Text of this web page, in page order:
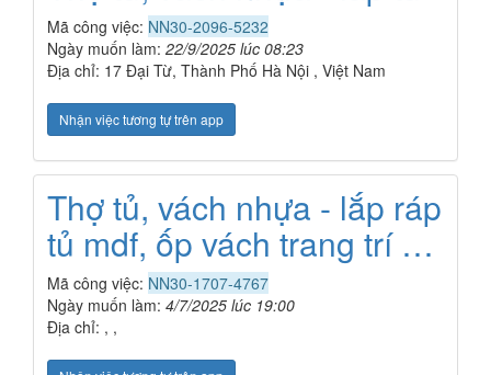
Mã công việc: NN30-2096-5232
Ngày muốn làm: 22/9/2025 lúc 08:23
Địa chỉ: 17 Đại Từ, Thành Phố Hà Nội , Việt Nam
Nhận việc tương tự trên app
Thợ tủ, vách nhựa - lắp ráp
tủ mdf, ốp vách trang trí …
Mã công việc: NN30-1707-4767
Ngày muốn làm: 4/7/2025 lúc 19:00
Địa chỉ: , ,